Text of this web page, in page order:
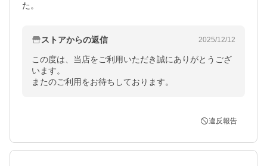
た。
ストアからの返信 2025/12/12
この度は、当店をご利用いただき誠にありがとうござ
います。
またのご利用をお待ちしております。
違反報告